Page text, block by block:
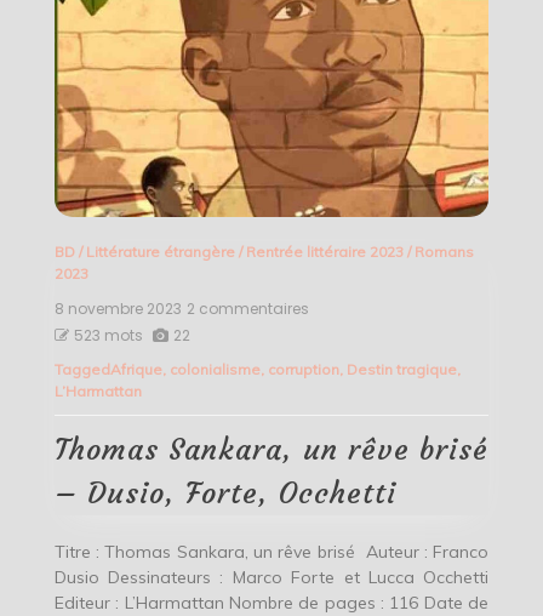
BD/ Littérature étrangère/ Rentrée littéraire 2023/ Romans
2023
8 novembre 2023 2 commentaires
un
Dusio,
Forte,
Occhetti
523 mots 22
TaggedAfrique, colonialisme, corruption, Destin tragique,
L’Harmattan
Thomas Sankara, un rêve brisé
– Dusio, Forte, Occhetti
Titre : Thomas Sankara, un rêve brisé Auteur : Franco
Dusio Dessinateurs : Marco Forte et Lucca Occhetti
Editeur : L’Harmattan Nombre de pages : 116 Date de